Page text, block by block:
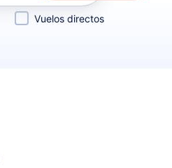
Vuelos directos